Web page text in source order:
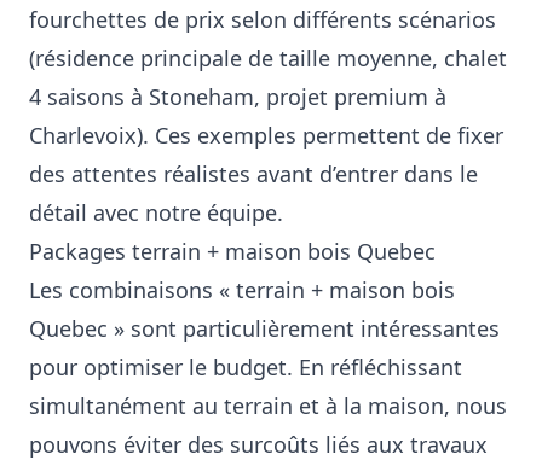
fourchettes de prix selon différents scénarios
(résidence principale de taille moyenne, chalet
4 saisons à Stoneham, projet premium à
Charlevoix). Ces exemples permettent de fixer
des attentes réalistes avant d’entrer dans le
détail avec notre équipe.
Packages terrain + maison bois Quebec
Les combinaisons « terrain + maison bois
Quebec » sont particulièrement intéressantes
pour optimiser le budget. En réfléchissant
simultanément au terrain et à la maison, nous
pouvons éviter des surcoûts liés aux travaux